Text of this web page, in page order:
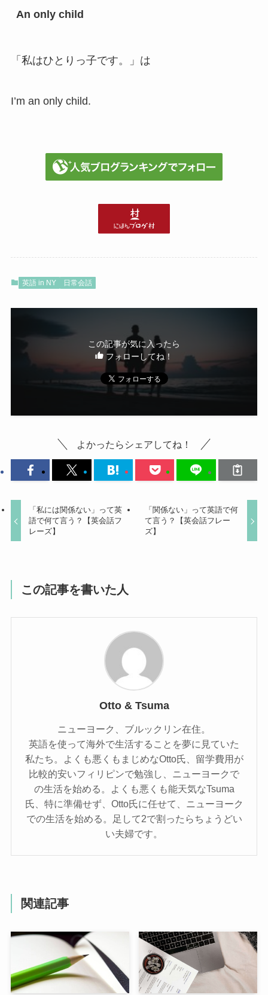
An only child
「私はひとりっ子です。」は
I’m an only child.
英語 in NY 日常会話
この記事が気に入ったら
フォローしてね！
よかったらシェアしてね！
「私には関係ない」って英
語で何て言う？【英会話フ
レーズ】
「関係ない」って英語で何
て言う？【英会話フレー
ズ】
この記事を書いた人
Otto & Tsuma
ニューヨーク、ブルックリン在住。
英語を使って海外で生活することを夢に見ていた
私たち。よくも悪くもまじめなOtto氏、留学費用が
比較的安いフィリピンで勉強し、ニューヨークで
の生活を始める。よくも悪くも能天気なTsuma
氏、特に準備せず、Otto氏に任せて、ニューヨーク
での生活を始める。足して2で割ったらちょうどい
い夫婦です。
関連記事